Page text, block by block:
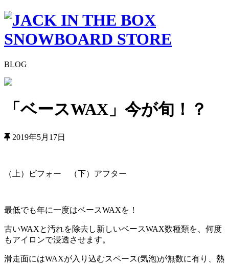
BLOG
「ベースWAX」今が旬！？
2019年5月17日
（上）ビフォー （下）アフター
最低でも年に一度はベースWAXを！
古いWAXと汚れを除去し新しいベースWAX数種類を、何度
もアイロンで浸透させます。
滑走面にはWAXが入り込むスペース(気泡)が無数に有り、熱